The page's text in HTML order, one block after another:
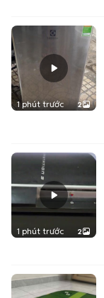
1 phút trước 2
1 phút trước 2